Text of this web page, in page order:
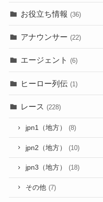
お役立ち情報 (36)
アナウンサー (22)
エージェント (6)
ヒーロー列伝 (1)
レース (228)
jpn1（地方） (8)
jpn2（地方） (10)
jpn3（地方） (18)
その他 (7)